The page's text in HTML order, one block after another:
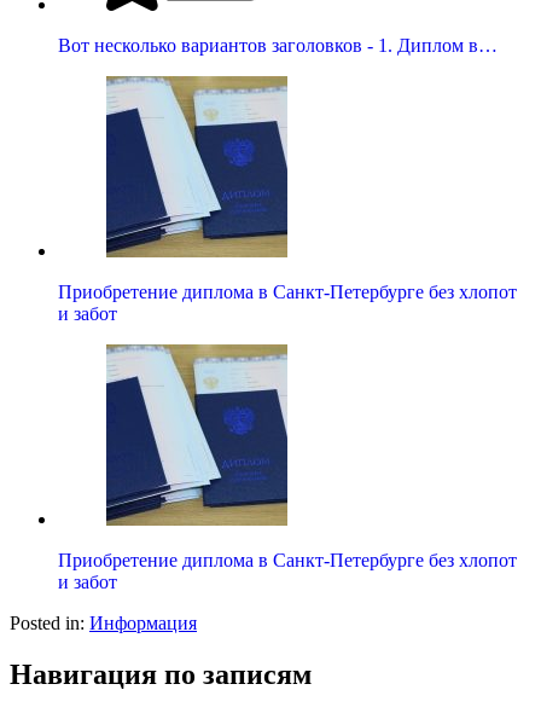
Вот несколько вариантов заголовков - 1. Диплом в…
Приобретение диплома в Санкт-Петербурге без хлопот
и забот
Приобретение диплома в Санкт-Петербурге без хлопот
и забот
Posted in: Информация
Навигация по записям